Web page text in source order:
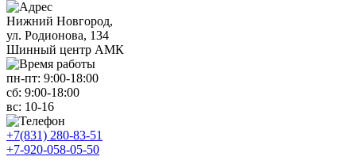
Нижний Новгород,
ул. Родионова, 134
Шинный центр АМК
пн-пт: 9:00-18:00
сб: 9:00-18:00
вс: 10-16
+7(831) 280-83-51
+7-920-058-05-50